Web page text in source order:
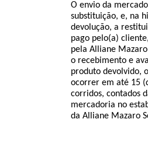
O envio da
substituição, e, na
devolução, a
pago pelo(a)
pela Alliane Mazaro
o recebimento e
produto devolvido,
ocorrer em até 15
corridos, contados
mercadoria no
da Alliane Mazaro